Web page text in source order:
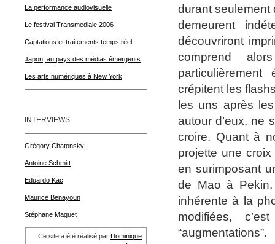
La performance audiovisuelle
Le festival Transmediale 2006
Captations et traitements temps réel
Japon, au pays des médias émergents
Les arts numériques à New York
INTERVIEWS
Grégory Chatonsky
Antoine Schmitt
Eduardo Kac
Maurice Benayoun
Stéphane Maguet
Ce site a été réalisé par Dominique
durant seulement
demeurent
découvriront
comprend
crépitent les
les uns après
autour d’eux, ne
croire. Quant à
projette une
en surimposant
de Mao à
inhérente à la
modifiées,
“augmentations”.